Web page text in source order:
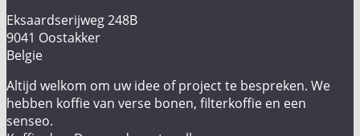
Eksaardserijweg 248B
9041 Oostakker
Belgie
Altijd welkom om uw idee of project te bespreken. We
hebben koffie van verse bonen, filterkoffie en een
senseo.